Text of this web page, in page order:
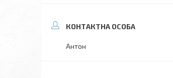
Антон